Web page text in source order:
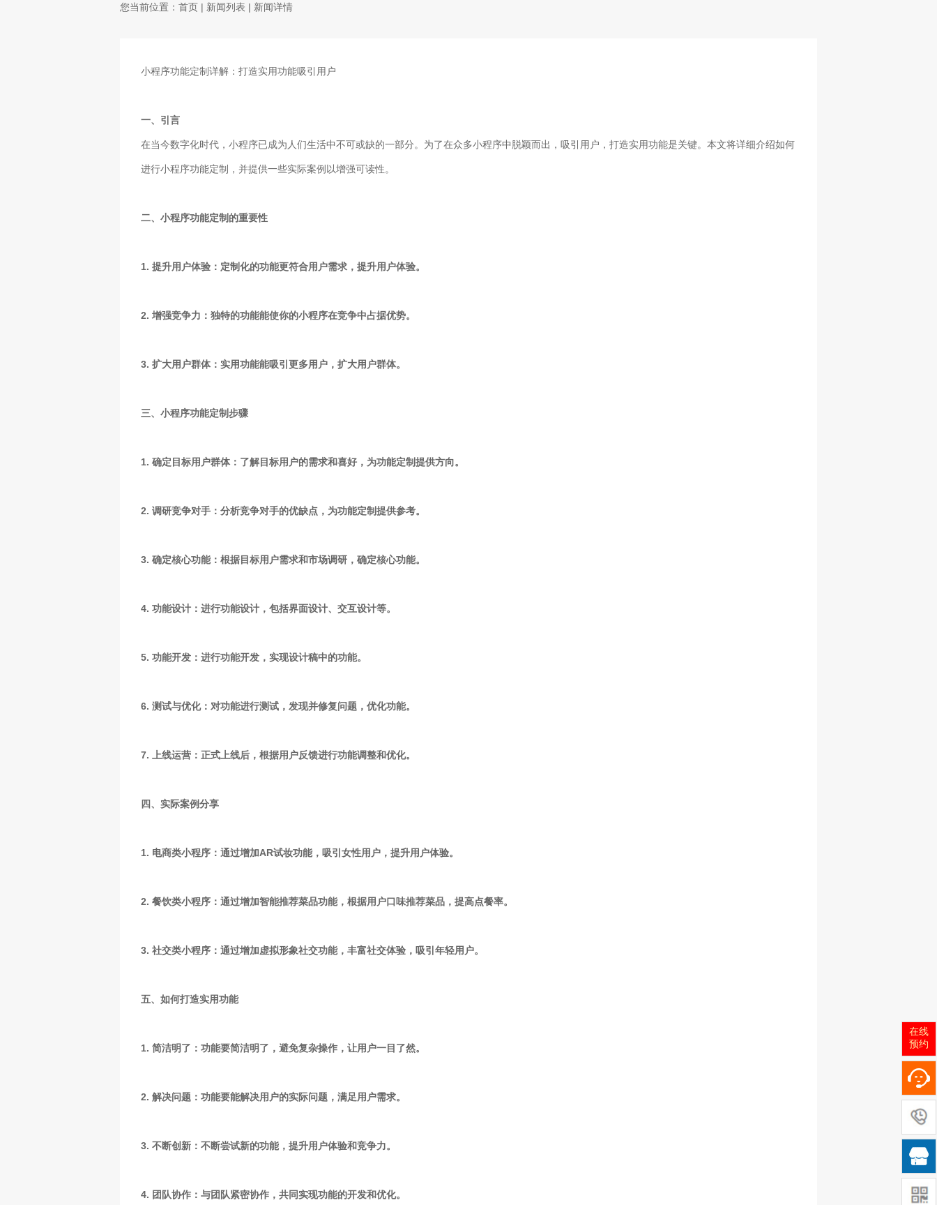
您当前位置： 首页 | 新闻列表 | 新闻详情
小程序功能定制详解：打造实用功能吸引用户
一、引言
在当今数字化时代，小程序已成为人们生活中不可或缺的一部分。为了在众多小程序中脱颖而出，吸引用户，打造实用功能是关键。本文将详细介绍如何
进行小程序功能定制，并提供一些实际案例以增强可读性。
二、小程序功能定制的重要性
1. 提升用户体验：定制化的功能更符合用户需求，提升用户体验。
2. 增强竞争力：独特的功能能使你的小程序在竞争中占据优势。
3. 扩大用户群体：实用功能能吸引更多用户，扩大用户群体。
三、小程序功能定制步骤
1. 确定目标用户群体：了解目标用户的需求和喜好，为功能定制提供方向。
2. 调研竞争对手：分析竞争对手的优缺点，为功能定制提供参考。
3. 确定核心功能：根据目标用户需求和市场调研，确定核心功能。
4. 功能设计：进行功能设计，包括界面设计、交互设计等。
5. 功能开发：进行功能开发，实现设计稿中的功能。
6. 测试与优化：对功能进行测试，发现并修复问题，优化功能。
7. 上线运营：正式上线后，根据用户反馈进行功能调整和优化。
四、实际案例分享
1. 电商类小程序：通过增加AR试妆功能，吸引女性用户，提升用户体验。
2. 餐饮类小程序：通过增加智能推荐菜品功能，根据用户口味推荐菜品，提高点餐率。
3. 社交类小程序：通过增加虚拟形象社交功能，丰富社交体验，吸引年轻用户。
五、如何打造实用功能
1. 简洁明了：功能要简洁明了，避免复杂操作，让用户一目了然。
2. 解决问题：功能要能解决用户的实际问题，满足用户需求。
3. 不断创新：不断尝试新的功能，提升用户体验和竞争力。
4. 团队协作：与团队紧密协作，共同实现功能的开发和优化。
在线
预约
